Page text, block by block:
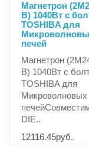
Магнетрон
B) 1040Вт с
TOSHIBA для
печей
Магнетрон
B) 1040Вт с
TOSHIBA для
Микроволновых
DIE..
12116.45руб.